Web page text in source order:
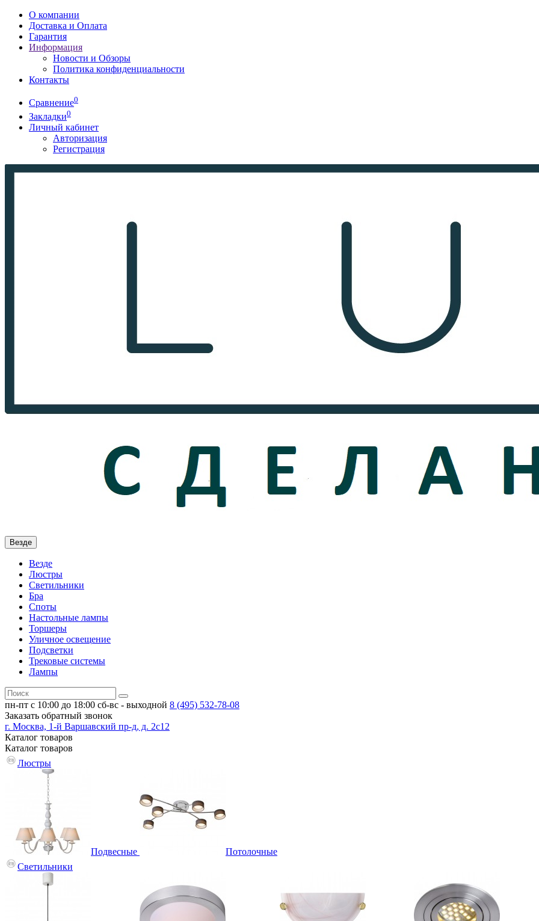
О компании
Доставка и Оплата
Гарантия
Информация
Новости и Обзоры
Политика конфиденциальности
Контакты
Сравнение0
Закладки0
Личный кабинет
Авторизация
Регистрация
Везде
Везде
Люстры
Светильники
Бра
Споты
Настольные лампы
Торшеры
Уличное освещение
Подсветки
Трековые системы
Лампы
пн-пт с 10:00 до 18:00 сб-вс - выходной 8 (495) 532-78-08
Заказать обратный звонок
г. Москва, 1-й Варшавский пр-д, д. 2с12
Каталог товаров
Каталог товаров
Люстры
Подвесные
Потолочные
Светильники